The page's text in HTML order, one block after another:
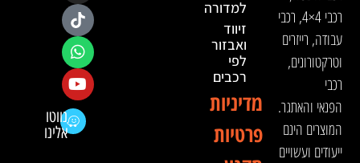
רכבי 4×4, רכבי
עבודה, רייזרים
וטרקטורונים,
רכבי
הפנאי והאתגר.
המוצרים הינם
ייעודים ועשויים
למדורה
זיווד
ואבזור
לפי
רכבים
מדיניות
פרטיות
נווטו
אלינו